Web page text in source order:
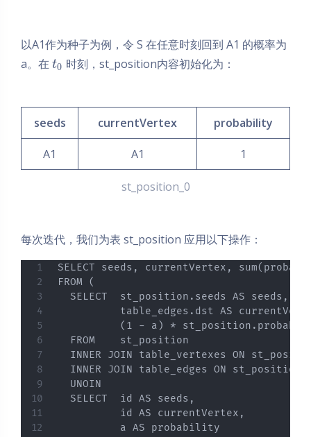
以A1作为种子为例，令 S 在任意时刻回到 A1 的概率为
a。在 t0 时刻，st_position内容初始化为：
seeds currentVertex probability
A1 A1 1
st_position_0
每次迭代，我们为表 st_position 应用以下操作：
SELECT seeds, currentVertex,
FROM (
  SELECT  st_position.seeds AS seeds,
table_edges.dst AS
(1 - a) *
  FROM    st_position
INNER JOIN table_vertexes ON
INNER JOIN table_edges ON
  UNOIN
  SELECT  id AS seeds,
          id AS currentVertex,
          a AS probability